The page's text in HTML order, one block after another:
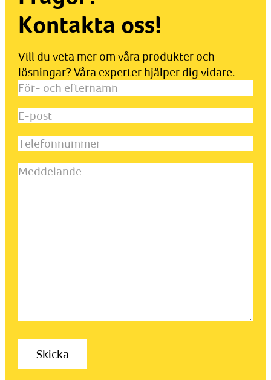
Kontakta oss!
Vill du veta mer om våra produkter och
lösningar? Våra experter hjälper dig vidare.
För-
efternamn
E-
Telefonnummer
Meddelande(Obligatoriskt)